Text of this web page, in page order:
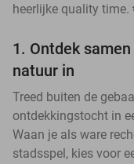
heerlijke quality time.
1. Ontdek
natuur in
Treed buiten de
ontdekkingstocht in
Waan je als ware
stadsspel, kies voor